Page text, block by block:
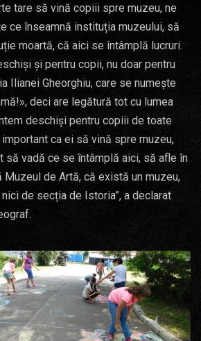
tare să vină copiii spre muzeu, ne
ce înseamnă instituția muzeului, să
moartă, că aici se întâmplă lucruri.
și pentru copii, nu doar pentru
Ilianei Gheorghiu, care se numește
deci are legătură tot cu lumea
deschiși pentru copiii de toate
ca ei să vină spre muzeu,
să vadă ce se întâmplă aici, să afle în
de Artă, că există un muzeu,
de secția de Istoria”, a declarat